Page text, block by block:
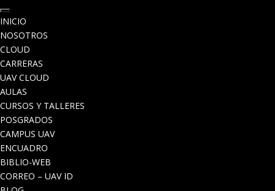
INICIO
NOSOTROS
CLOUD
CARRERAS
UAV CLOUD
AULAS
CURSOS Y TALLERES
POSGRADOS
CAMPUS UAV
ENCUADRO
BIBLIO-WEB
CORREO – UAV ID